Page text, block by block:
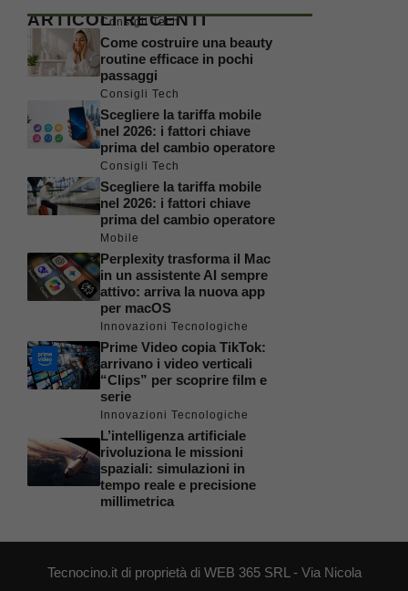
ARTICOLI RECENTI
Consigli Tech
Come costruire una beauty
routine efficace in pochi
passaggi
Consigli Tech
Scegliere la tariffa mobile
nel 2026: i fattori chiave
prima del cambio operatore
Consigli Tech
Scegliere la tariffa mobile
nel 2026: i fattori chiave
prima del cambio operatore
Mobile
Perplexity trasforma il Mac
in un assistente AI sempre
attivo: arriva la nuova app
per macOS
Innovazioni Tecnologiche
Prime Video copia TikTok:
arrivano i video verticali
“Clips” per scoprire film e
serie
Innovazioni Tecnologiche
L’intelligenza artificiale
rivoluziona le missioni
spaziali: simulazioni in
tempo reale e precisione
millimetrica
Tecnocino.it di proprietà di WEB 365 SRL - Via Nicola